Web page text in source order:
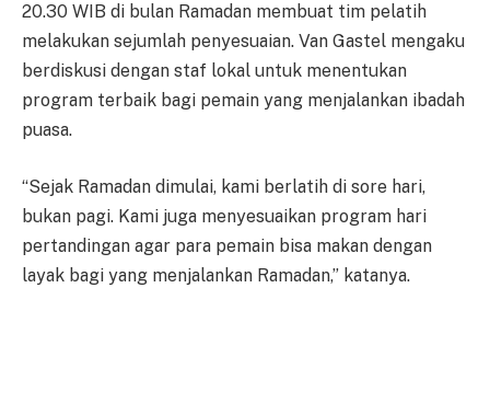
20.30 WIB di bulan Ramadan membuat tim pelatih
melakukan sejumlah penyesuaian. Van Gastel mengaku
berdiskusi dengan staf lokal untuk menentukan
program terbaik bagi pemain yang menjalankan ibadah
puasa.
“Sejak Ramadan dimulai, kami berlatih di sore hari,
bukan pagi. Kami juga menyesuaikan program hari
pertandingan agar para pemain bisa makan dengan
layak bagi yang menjalankan Ramadan,” katanya.